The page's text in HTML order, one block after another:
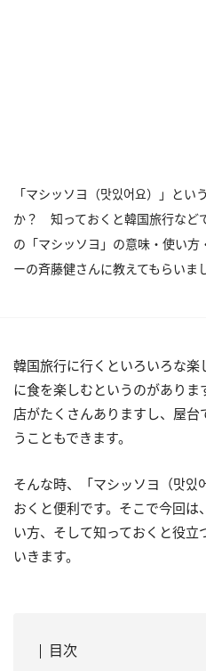
「マシッソヨ（맛있어요）」と
か？ 知っておくと韓国旅行など
の「マシッソヨ」の意味・使い
ーの斉藤健さんに教えてもらいま
韓国旅行に行くといろいろな
に食を楽しむというのがあり
店がたくさんありますし、屋
うこともできます。
そんな時、「マシッソヨ（맛있
おくと便利です。そこで今回
い方、そして知っておくと役
いきます。
目次